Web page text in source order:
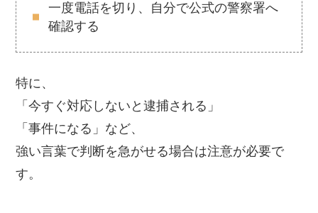
一度電話を切り、自分で公式の警察署へ
確認する
特に、
「今すぐ対応しないと逮捕される」
「事件になる」など、
強い言葉で判断を急がせる場合は注意が必要で
す。